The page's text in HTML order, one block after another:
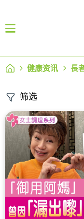
健康资讯 長
筛选